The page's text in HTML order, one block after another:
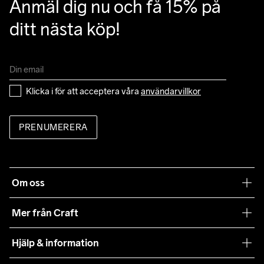
Anmäl dig nu och få 15% på
ditt nästa köp!
Klicka i för att acceptera våra användarvillkor
PRENUMERERA
Om oss
Mer från Craft
Teamwear
Hjälp & information